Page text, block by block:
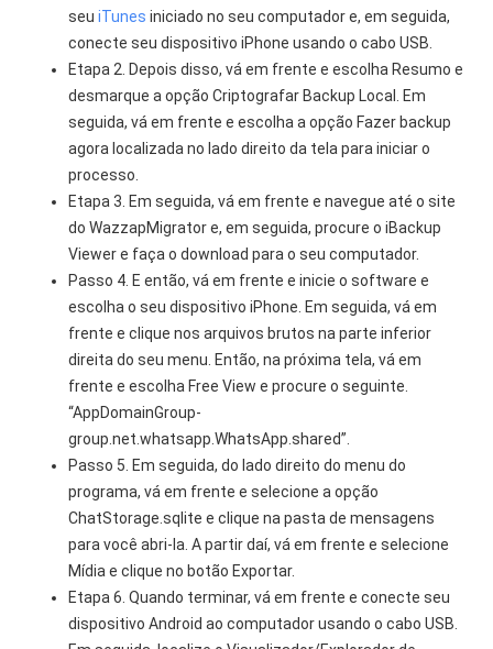
seuiTunes iniciado no seu computador e, em seguida,
conecte seu dispositivo iPhone usando o cabo USB.
Etapa 2. Depois disso, vá em frente e escolha Resumo e
desmarque a opção Criptografar Backup Local. Em
seguida, vá em frente e escolha a opção Fazer backup
agora localizada no lado direito da tela para iniciar o
processo.
Etapa 3. Em seguida, vá em frente e navegue até o site
do WazzapMigrator e, em seguida, procure o iBackup
Viewer e faça o download para o seu computador.
Passo 4. E então, vá em frente e inicie o software e
escolha o seu dispositivo iPhone. Em seguida, vá em
frente e clique nos arquivos brutos na parte inferior
direita do seu menu. Então, na próxima tela, vá em
frente e escolha Free View e procure o seguinte.
“AppDomainGroup-
group.net.whatsapp.WhatsApp.shared”.
Passo 5. Em seguida, do lado direito do menu do
programa, vá em frente e selecione a opção
ChatStorage.sqlite e clique na pasta de mensagens
para você abri-la. A partir daí, vá em frente e selecione
Mídia e clique no botão Exportar.
Etapa 6. Quando terminar, vá em frente e conecte seu
dispositivo Android ao computador usando o cabo USB.